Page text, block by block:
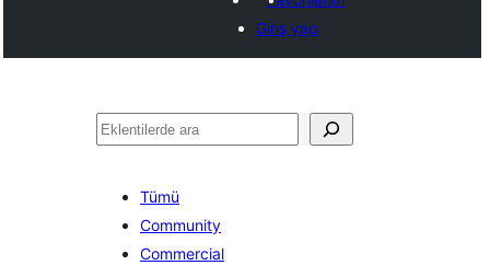
Giriş yap
Ara
Tümü
Community
Commercial